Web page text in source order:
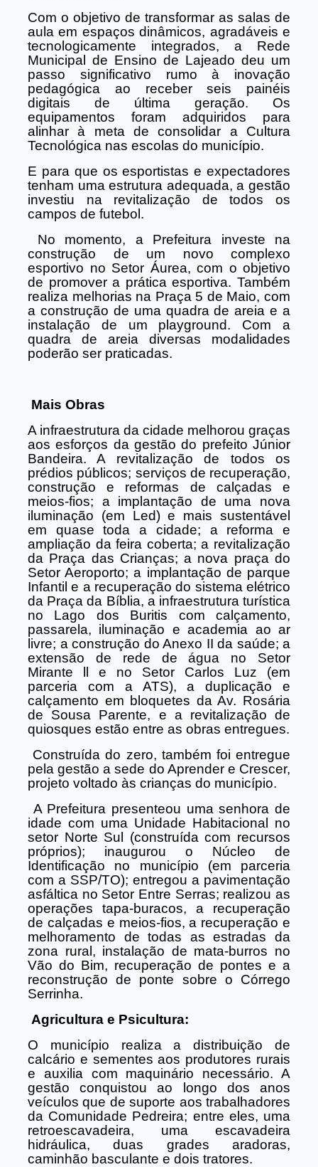
Com o objetivo de transformar as salas de
aula em espaços dinâmicos, agradáveis e
tecnologicamente integrados, a Rede
Municipal de Ensino de Lajeado deu um
passo significativo rumo à inovação
pedagógica ao receber seis painéis
digitais de última geração. Os
equipamentos foram adquiridos para
alinhar à meta de consolidar a Cultura
Tecnológica nas escolas do município.
E para que os esportistas e expectadores
tenham uma estrutura adequada, a gestão
investiu na revitalização de todos os
campos de futebol.
No momento, a Prefeitura investe na
construção de um novo complexo
esportivo no Setor Áurea, com o objetivo
de promover a prática esportiva. Também
realiza melhorias na Praça 5 de Maio, com
a construção de uma quadra de areia e a
instalação de um playground. Com a
quadra de areia diversas modalidades
poderão ser praticadas.
Mais Obras
A infraestrutura da cidade melhorou graças
aos esforços da gestão do prefeito Júnior
Bandeira. A revitalização de todos os
prédios públicos; serviços de recuperação,
construção e reformas de calçadas e
meios-fios; a implantação de uma nova
iluminação (em Led) e mais sustentável
em quase toda a cidade; a reforma e
ampliação da feira coberta; a revitalização
da Praça das Crianças; a nova praça do
Setor Aeroporto; a implantação de parque
Infantil e a recuperação do sistema elétrico
da Praça da Bíblia, a infraestrutura turística
no Lago dos Buritis com calçamento,
passarela, iluminação e academia ao ar
livre; a construção do Anexo II da saúde; a
extensão de rede de água no Setor
Mirante ll e no Setor Carlos Luz (em
parceria com a ATS), a duplicação e
calçamento em bloquetes da Av. Rosária
de Sousa Parente, e a revitalização de
quiosques estão entre as obras entregues.
Construída do zero, também foi entregue
pela gestão a sede do Aprender e Crescer,
projeto voltado às crianças do município.
A Prefeitura presenteou uma senhora de
idade com uma Unidade Habitacional no
setor Norte Sul (construída com recursos
próprios); inaugurou o Núcleo de
Identificação no município (em parceria
com a SSP/TO); entregou a pavimentação
asfáltica no Setor Entre Serras; realizou as
operações tapa-buracos, a recuperação
de calçadas e meios-fios, a recuperação e
melhoramento de todas as estradas da
zona rural, instalação de mata-burros no
Vão do Bim, recuperação de pontes e a
reconstrução de ponte sobre o Córrego
Serrinha.
Agricultura e Psicultura:
O município realiza a distribuição de
calcário e sementes aos produtores rurais
e auxilia com maquinário necessário. A
gestão conquistou ao longo dos anos
veículos que de suporte aos trabalhadores
da Comunidade Pedreira; entre eles, uma
retroescavadeira, uma escavadeira
hidráulica, duas grades aradoras,
caminhão basculante e dois tratores.